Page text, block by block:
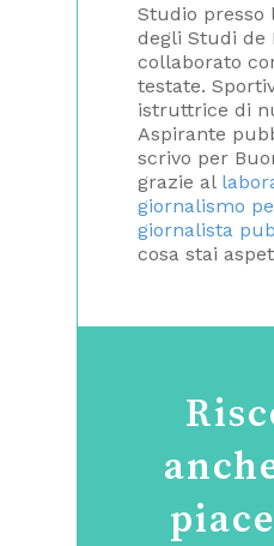
Studio presso
degli Studi de
collaborato
testate.
istruttrice di
Aspirante
scrivo per
grazie al
giornalismo
giornalista
cosa stai